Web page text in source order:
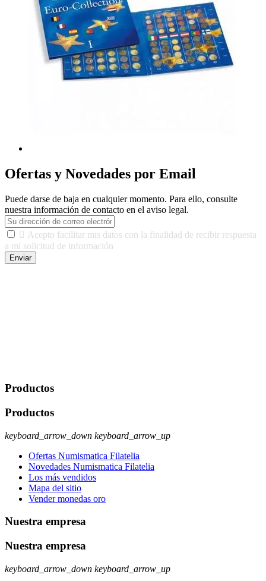
Ofertas y Novedades por Email
Puede darse de baja en cualquier momento. Para ello, consulte
nuestra información de contacto en el aviso legal.
 Acepto facilitar mis datos con la finalidad de recibir respuesta
a mi solicitud de información
Enviar
Productos
Productos
keyboard_arrow_down keyboard_arrow_up
Ofertas Numismatica Filatelia
Novedades Numismatica Filatelia
Los más vendidos
Mapa del sitio
Vender monedas oro
Nuestra empresa
Nuestra empresa
keyboard_arrow_down keyboard_arrow_up